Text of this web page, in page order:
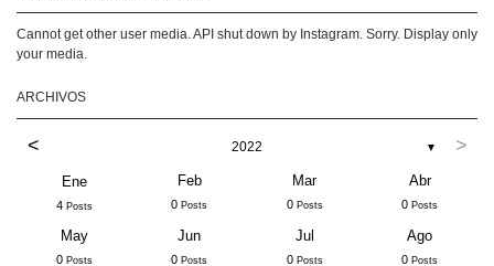
Cannot get other user media. API shut down by Instagram. Sorry. Display only
your media.
ARCHIVOS
< 2022 ▼ >
Ene
4 Posts
Feb
0 Posts
Mar
0 Posts
Abr
0 Posts
May
0 Posts
Jun
0 Posts
Jul
0 Posts
Ago
0 Posts